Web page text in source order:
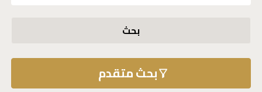
بحث
بحث متقدم